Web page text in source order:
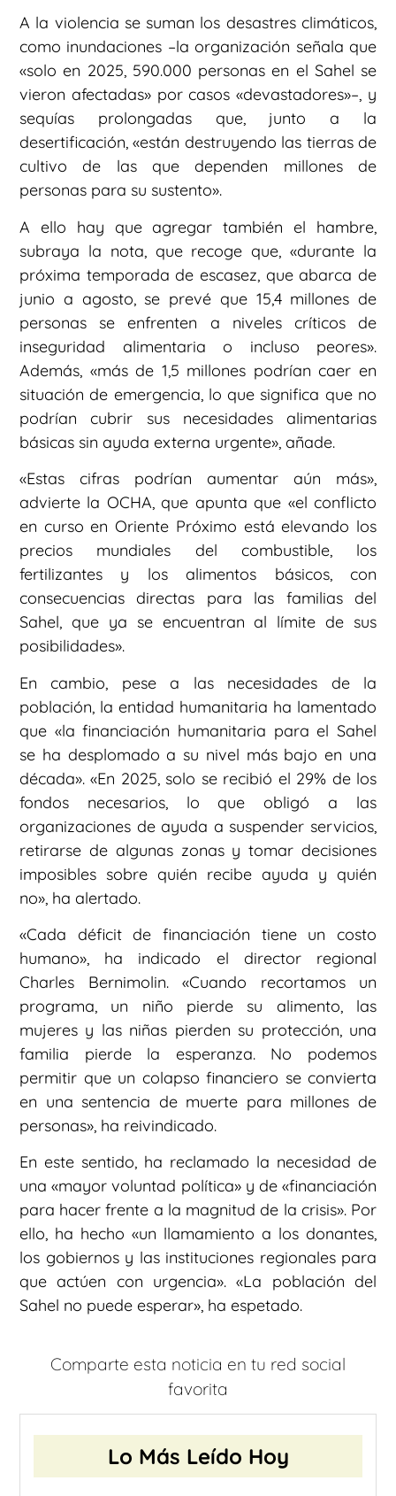
A la violencia se suman los desastres climáticos,
como inundaciones –la organización señala que
«solo en 2025, 590.000 personas en el Sahel se
vieron afectadas» por casos «devastadores»–, y
sequías prolongadas que, junto a la
desertificación, «están destruyendo las tierras de
cultivo de las que dependen millones de
personas para su sustento».
A ello hay que agregar también el hambre,
subraya la nota, que recoge que, «durante la
próxima temporada de escasez, que abarca de
junio a agosto, se prevé que 15,4 millones de
personas se enfrenten a niveles críticos de
inseguridad alimentaria o incluso peores».
Además, «más de 1,5 millones podrían caer en
situación de emergencia, lo que significa que no
podrían cubrir sus necesidades alimentarias
básicas sin ayuda externa urgente», añade.
«Estas cifras podrían aumentar aún más»,
advierte la OCHA, que apunta que «el conflicto
en curso en Oriente Próximo está elevando los
precios mundiales del combustible, los
fertilizantes y los alimentos básicos, con
consecuencias directas para las familias del
Sahel, que ya se encuentran al límite de sus
posibilidades».
En cambio, pese a las necesidades de la
población, la entidad humanitaria ha lamentado
que «la financiación humanitaria para el Sahel
se ha desplomado a su nivel más bajo en una
década». «En 2025, solo se recibió el 29% de los
fondos necesarios, lo que obligó a las
organizaciones de ayuda a suspender servicios,
retirarse de algunas zonas y tomar decisiones
imposibles sobre quién recibe ayuda y quién
no», ha alertado.
«Cada déficit de financiación tiene un costo
humano», ha indicado el director regional
Charles Bernimolin. «Cuando recortamos un
programa, un niño pierde su alimento, las
mujeres y las niñas pierden su protección, una
familia pierde la esperanza. No podemos
permitir que un colapso financiero se convierta
en una sentencia de muerte para millones de
personas», ha reivindicado.
En este sentido, ha reclamado la necesidad de
una «mayor voluntad política» y de «financiación
para hacer frente a la magnitud de la crisis». Por
ello, ha hecho «un llamamiento a los donantes,
los gobiernos y las instituciones regionales para
que actúen con urgencia». «La población del
Sahel no puede esperar», ha espetado.
Comparte esta noticia en tu red social
favorita
Lo Más Leído Hoy